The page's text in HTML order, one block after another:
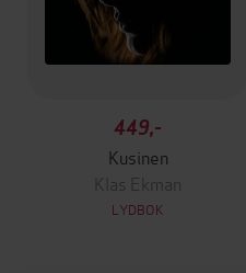
449,-
Kusinen
Klas Ekman
LYDBOK